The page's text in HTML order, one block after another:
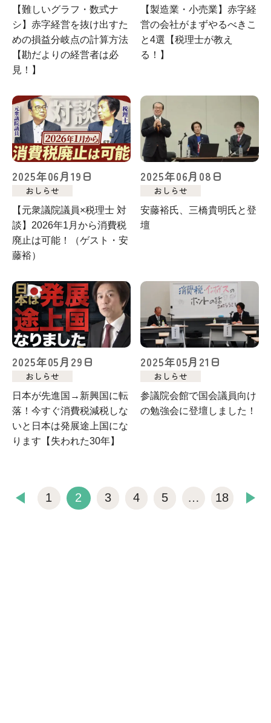
【難しいグラフ・数式ナ
シ】赤字経営を抜け出すた
めの損益分岐点の計算方法
【勘だよりの経営者は必
見！】
【製造業・小売業】赤字経
営の会社がまずやるべきこ
と4選【税理士が教え
る！】
2025年06月19日
おしらせ
【元衆議院議員×税理士 対
談】2026年1月から消費税
廃止は可能！（ゲスト・安
藤裕）
2025年06月08日
おしらせ
安藤裕氏、三橋貴明氏と登
壇
2025年05月29日
おしらせ
日本が先進国→新興国に転
落！今すぐ消費税減税しな
いと日本は発展途上国にな
ります【失われた30年】
2025年05月21日
おしらせ
参議院会館で国会議員向け
の勉強会に登壇しました！
1 2 3 4 5 … 18